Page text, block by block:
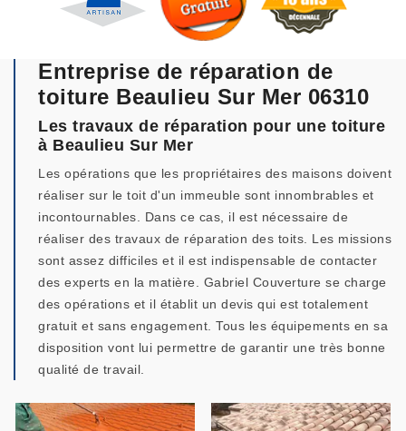
Entreprise de réparation de
toiture Beaulieu Sur Mer 06310
Les travaux de réparation pour une toiture
à Beaulieu Sur Mer
Les opérations que les propriétaires des maisons doivent
réaliser sur le toit d'un immeuble sont innombrables et
incontournables. Dans ce cas, il est nécessaire de
réaliser des travaux de réparation des toits. Les missions
sont assez difficiles et il est indispensable de contacter
des experts en la matière. Gabriel Couverture se charge
des opérations et il établit un devis qui est totalement
gratuit et sans engagement. Tous les équipements en sa
disposition vont lui permettre de garantir une très bonne
qualité de travail.